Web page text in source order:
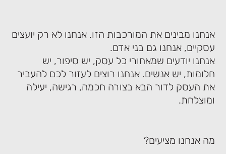
אנחנו מבינים את המורכבות הזו. אנחנו לא רק יועצים
עסקיים, אנחנו גם בני אדם.
אנחנו יודעים שמאחורי כל עסק, יש סיפור, יש
חלומות, יש אנשים. אנחנו רוצים לעזור לכם להעביר
את העסק לדור הבא בצורה חכמה, רגישה, יעילה
ומוצלחת.
מה אנחנו מציעים?